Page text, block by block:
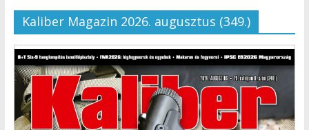
Kaliber Magazin 2026. augusztus (349.)